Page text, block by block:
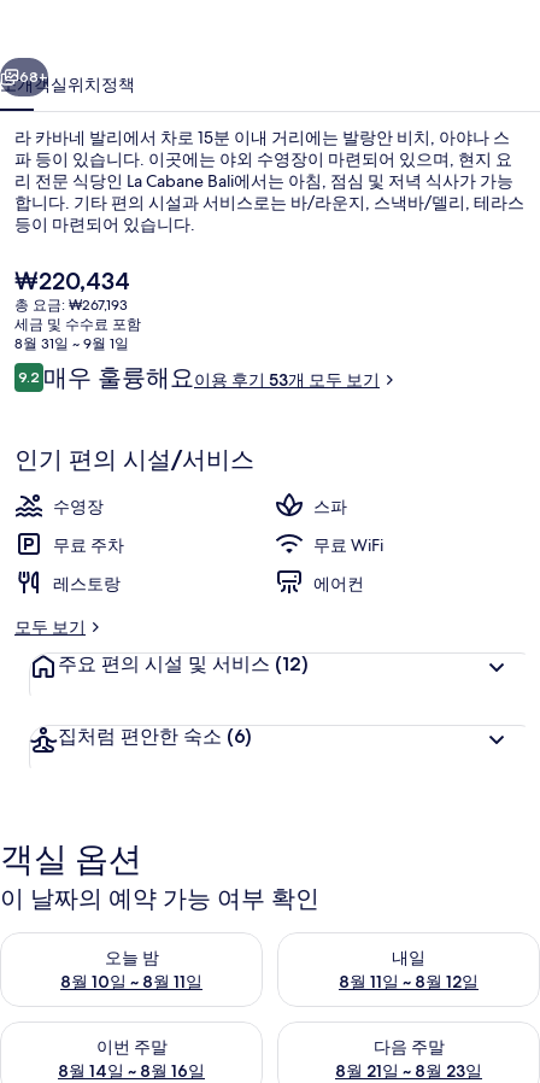
사
진
갤
러
리
다음
68+
소개객실위치정책
라 카바네 발리에서 차로 15분 이내 거리에는 발랑안 비치, 아야나 스
파 등이 있습니다. 이곳에는 야외 수영장이 마련되어 있으며, 현지 요
리 전문 식당인 La Cabane Bali에서는 아침, 점심 및 저녁 식사가 가능
합니다. 기타 편의 시설과 서비스로는 바/라운지, 스낵바/델리, 테라스
등이 마련되어 있습니다.
현
재
가
격
은
₩220,434
₩220,434
총 요금: ₩267,193
세금 및 수수료 포함
8월 31일 ~ 9월 1일
이
용
기
9.210점 만점 중 9.2점.
매우 훌륭해요이용 후기 53개 모두 보기
인기 편의 시설/서비스
수영장
스파
무료 주차
무료 WiFi
레스토랑
에어컨
모두 보기
주요 편의 시설 및 서비스 (12)
집처럼 편안한 숙소 (6)
객실 옵션
이 날짜의 예약 가능 여부 확인
오늘 밤
8월 10일 ~ 8월 11일
오늘 밤 예약 가능 여부 확인, 8월 10일 ~ 8월 11일
내일
8월 11일 ~ 8월 12일
내일 예약 가능 여부 확인, 8월
이번 주말
8월 14일 ~ 8월 16일
이번 주말 예약 가능 여부 확인, 8월 14일 ~ 8월 16일
다음 주말
8월 21일 ~ 8월 23일
다음 주말 예약 가능 여부 확인